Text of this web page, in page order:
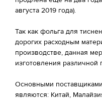
августа 2019 года).
Так как фольга для
дорогих расходным
производстве, данная
изготовления различной
Основными
являются: Китай,